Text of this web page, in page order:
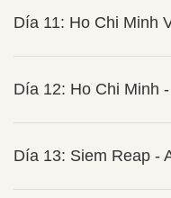
Día 11: Ho Chi Minh
Día 12: Ho Chi Minh
Día 13: Siem Reap -